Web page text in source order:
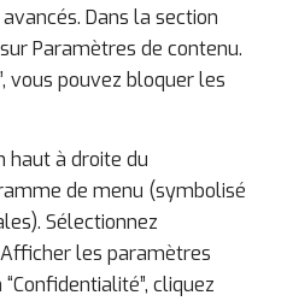
Dans la section
Paramètres de contenu.
vous pouvez bloquer les
haut à droite du
de menu (symbolisé
Sélectionnez
les paramètres
cliquez